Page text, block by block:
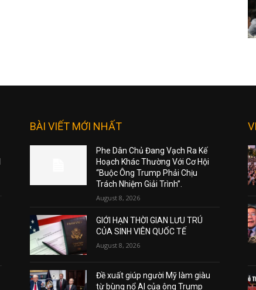
BÀI VIẾT MỚI NHẤT
Phe Dân Chủ Đang Vạch Ra Kế
Hoạch Khác Thường Với Cơ Hội
“Buộc Ông Trump Phải Chịu
Trách Nhiệm Giải Trình”.
August 8, 2026
GIỚI HẠN THỜI GIAN LƯU TRÚ
CỦA SINH VIÊN QUỐC TẾ
August 8, 2026
Đề xuất giúp người Mỹ làm giàu
từ bùng nổ AI của ông Trump